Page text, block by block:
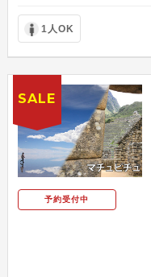
1人OK
予約受付中
SALE